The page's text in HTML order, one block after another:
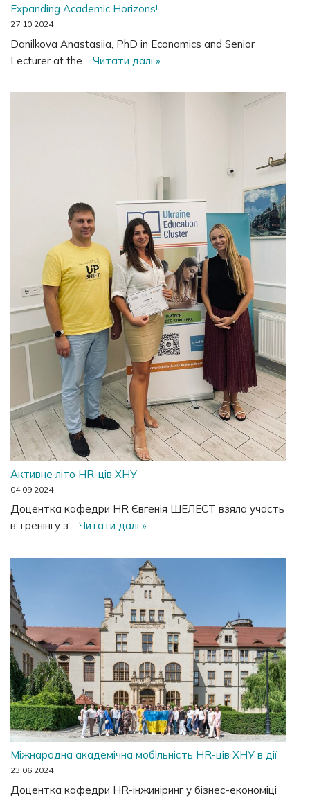
Expanding Academic Horizons!
27.10.2024
Danilkova Anastasiia, PhD in Economics and Senior
Lecturer at the… Читати далі »
Активне літо HR-ців ХНУ
04.09.2024
Доцентка кафедри HR Євгенія ШЕЛЕСТ взяла участь
в тренінгу з… Читати далі »
Міжнародна академічна мобільність HR-ців ХНУ в дії
23.06.2024
Доцентка кафедри HR-інжиніринг у бізнес-економіці